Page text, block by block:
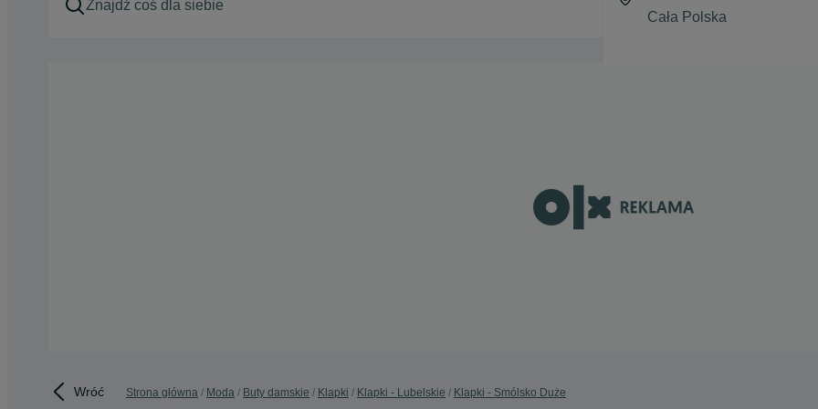
Wróć Strona główna Moda Buty damskie Klapki Klapki - Lubelskie Klapki - Smólsko Duże